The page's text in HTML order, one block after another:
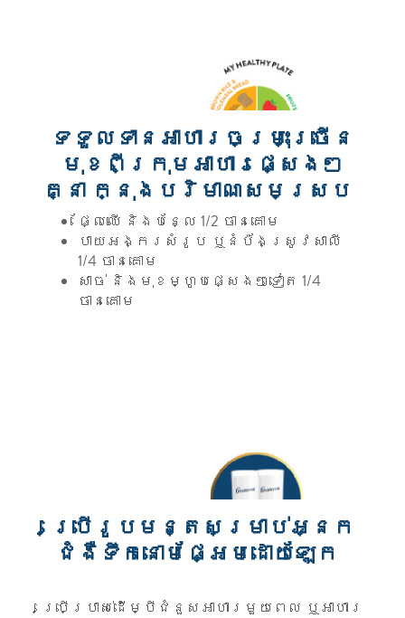
ទទួលទានអាហារចម្រុះច្រើន
មុខពីក្រុមអាហារផ្សេងៗ
គ្នា ក្នុងបរិមាណសមស្រប
ផ្លែឈើ និងបន្លែ 1/2 ចានគោម
បាយអង្ករសំរូប ឬនំប៉័ងស្រូវសាលី
1/4 ចានគោម
សាច់ និងមុខម្ហូបផ្សេងៗទៀត 1/4
ចានគោម
ប្រើរូបមន្តសម្រាប់អ្នក
ជំងឺទឹកនោមផ្អែមដោយឡែក
ប្រើប្រាស់ដើម្បីជំនួសអាហារមួយពេល ឬអាហារ